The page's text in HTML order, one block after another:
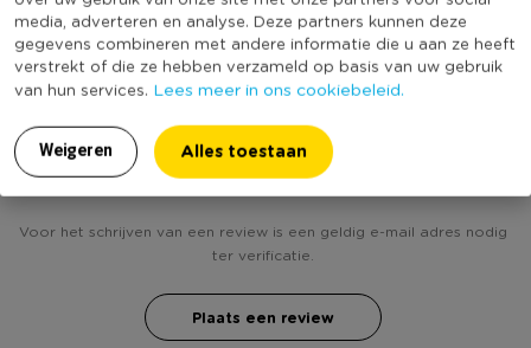
media, adverteren en analyse. Deze partners kunnen deze
gegevens combineren met andere informatie die u aan ze heeft
verstrekt of die ze hebben verzameld op basis van uw gebruik
van hun services. Lees meer in ons cookiebeleid.
Weigeren Alles toestaan
Duurzaamheidsscore
bekend
Heb jij Prikkers heritage - zwart - 16 stuks? Schrijf
een review!
Voor het schrijven van een review is een geldig e-mail adres nodig
ter verificatie.
Plaats een review